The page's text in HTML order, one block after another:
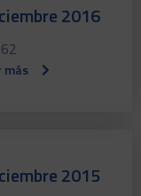
2016
más
2015